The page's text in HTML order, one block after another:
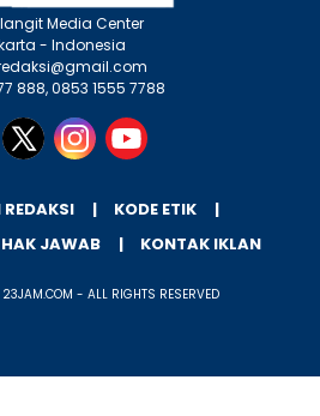
Media Center
- Indonesia
888, 0853 1555 7788
REDAKSI
KODE ETIK
HAK JAWAB KONTAK IKLAN
- ALL RIGHTS RESERVED